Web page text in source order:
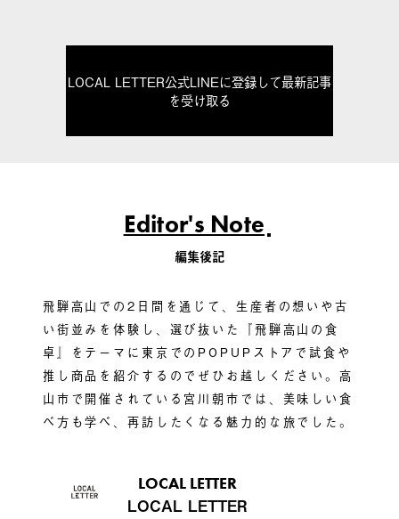
LOCAL LETTER公式LINEに登録して最新記事
を受け取る
Editor's Note
編集後記
飛騨高山での2日間を通じて、生産者の想いや古
い街並みを体験し、選び抜いた『飛騨高山の食
卓』をテーマに東京でのPOPUPストアで試食や
推し商品を紹介するのでぜひお越しください。高
山市で開催されている宮川朝市では、美味しい食
べ方も学べ、再訪したくなる魅力的な旅でした。
LOCAL LETTER
LOCAL LETTER